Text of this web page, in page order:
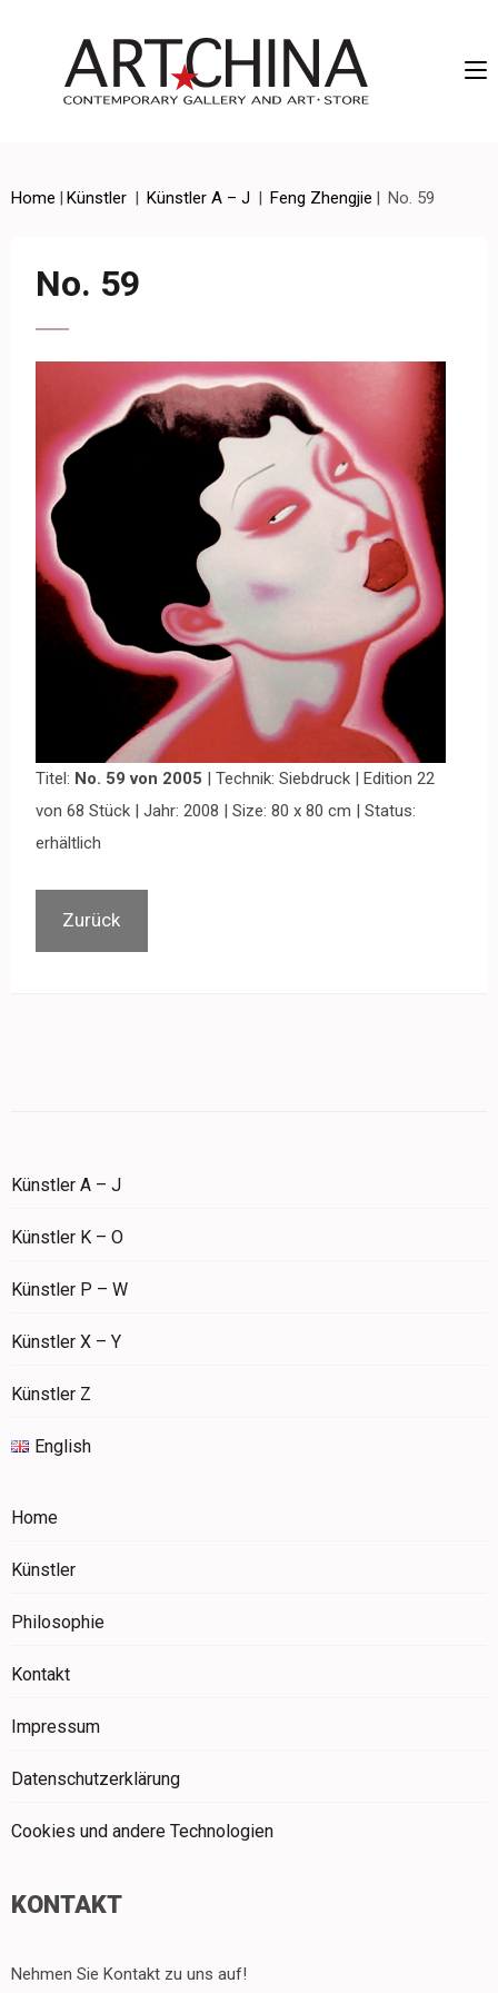
Home | Künstler | Künstler A – J | Feng Zhengjie | No. 59
No. 59
Titel: No. 59 von 2005 | Technik: Siebdruck | Edition 22
von 68 Stück | Jahr: 2008 | Size: 80 x 80 cm | Status:
erhältlich
Zurück
Künstler A – J
Künstler K – O
Künstler P – W
Künstler X – Y
Künstler Z
English
Home
Künstler
Philosophie
Kontakt
Impressum
Datenschutzerklärung
Cookies und andere Technologien
KONTAKT
Nehmen Sie Kontakt zu uns auf!